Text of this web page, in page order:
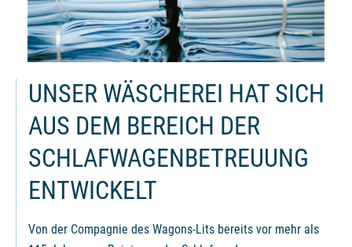
UNSER WÄSCHEREI HAT SICH
AUS DEM BEREICH DER
SCHLAFWAGENBETREUUNG
ENTWICKELT
Von der Compagnie des Wagons-Lits bereits vor mehr als